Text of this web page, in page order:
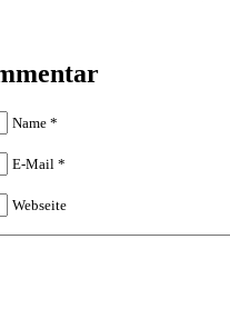
Name *
E-Mail *
Webseite